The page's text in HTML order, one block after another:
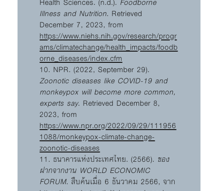
Illness and Nutrition. Retrieved
December 7, 2023, from
https://www.niehs.nih.gov/research/progr
ams/climatechange/health_impacts/foodb
orne_diseases/index.cfm
10. NPR. (2022, September 29).
Zoonotic diseases like COVID-19 and
monkeypox will become more common,
experts say. Retrieved December 8,
2023, from
https://www.npr.org/2022/09/29/111956
1088/monkeypox-climate-change-
zoonotic-diseases
11. ธนาคารแห่งประเทศไทย. (2566). ของ
ฝากจากงาน WORLD ECONOMIC
FORUM. สืบค้นเมื่อ 6 ธันวาคม 2566, จาก